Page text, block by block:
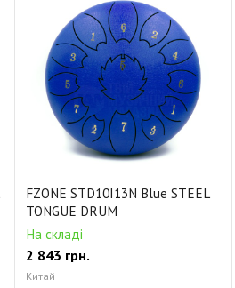
FZONE STD10I13N Blue STEEL
TONGUE DRUM
На складі
2 843 грн.
Китай